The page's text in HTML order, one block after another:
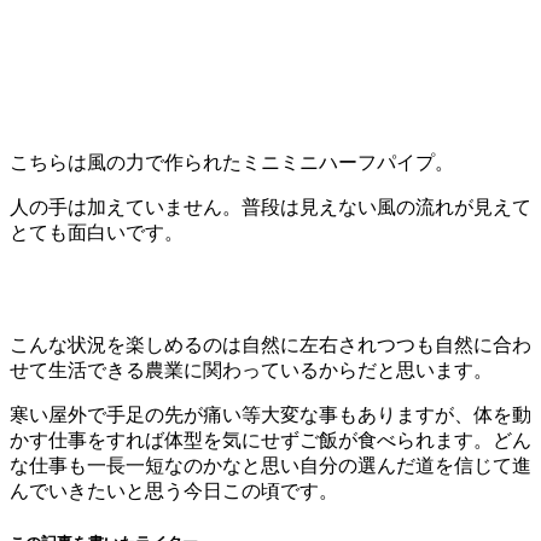
こちらは風の力で作られたミニミニハーフパイプ。
人の手は加えていません。普段は見えない風の流れが見えて
とても面白いです。
こんな状況を楽しめるのは自然に左右されつつも自然に合わ
せて生活できる農業に関わっているからだと思います。
寒い屋外で手足の先が痛い等大変な事もありますが、体を動
かす仕事をすれば体型を気にせずご飯が食べられます。どん
な仕事も一長一短なのかなと思い自分の選んだ道を信じて進
んでいきたいと思う今日この頃です。